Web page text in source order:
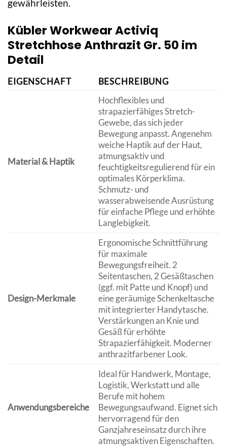
gewährleisten.
Kübler Workwear Activiq
Stretchhose Anthrazit Gr. 50 im
Detail
EIGENSCHAFT BESCHREIBUNG
Material & Haptik
Hochflexibles und
strapazierfähiges Stretch-
Gewebe, das sich jeder
Bewegung anpasst. Angenehm
weiche Haptik auf der Haut,
atmungsaktiv und
feuchtigkeitsregulierend für ein
optimales Körperklima.
Schmutz- und
wasserabweisende Ausrüstung
für einfache Pflege und erhöhte
Langlebigkeit.
Design-Merkmale
Ergonomische Schnittführung
für maximale
Bewegungsfreiheit. 2
Seitentaschen, 2 Gesäßtaschen
(ggf. mit Patte und Knopf) und
eine geräumige Schenkeltasche
mit integrierter Handytasche.
Verstärkungen an Knie und
Gesäß für erhöhte
Strapazierfähigkeit. Moderner
anthrazitfarbener Look.
Anwendungsbereiche
Ideal für Handwerk, Montage,
Logistik, Werkstatt und alle
Berufe mit hohem
Bewegungsaufwand. Eignet sich
hervorragend für den
Ganzjahreseinsatz durch ihre
atmungsaktiven Eigenschaften.